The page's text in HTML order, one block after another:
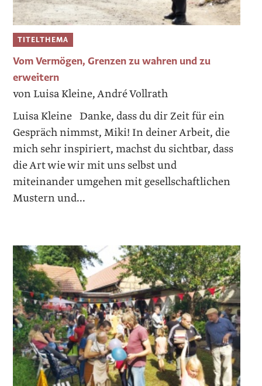
TITELTHEMA
Vom Vermögen, Grenzen zu wahren und zu
erweitern
von Luisa Kleine, André Vollrath
Luisa Kleine Danke, dass du dir Zeit für ein
Gespräch nimmst, Miki! In deiner Arbeit, die
mich sehr inspiriert, machst du sichtbar, dass
die Art wie wir mit uns selbst und
miteinander umgehen mit gesellschaftlichen
Mustern und...